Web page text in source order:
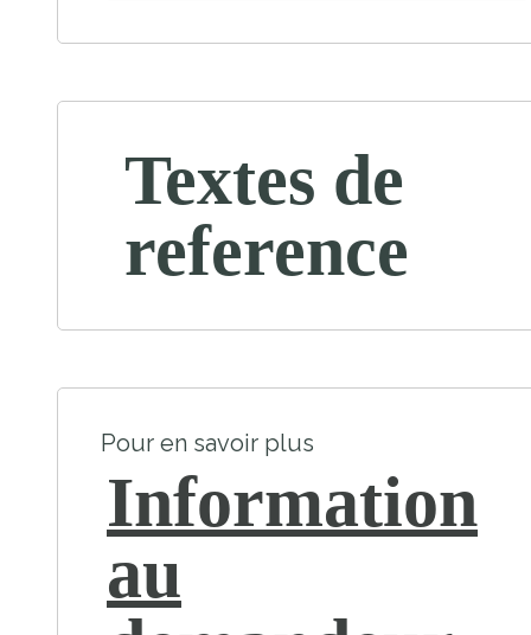
Textes de
reference
Pour en savoir plus
Information
au